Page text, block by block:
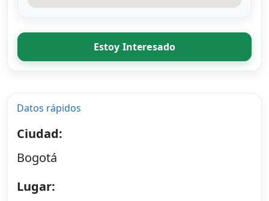
Estoy Interesado
Datos rápidos
Ciudad:
Bogotá
Lugar: